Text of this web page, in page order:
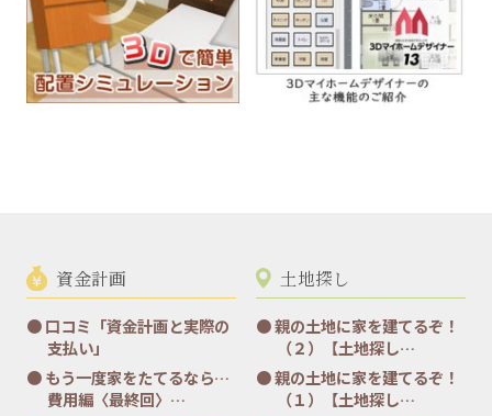
資金計画
口コミ「資金計画と実際の
支払い」
もう一度家をたてるなら…
費用編〈最終回〉…
土地探し
親の土地に家を建てるぞ！
（２）【土地探し…
親の土地に家を建てるぞ！
（１）【土地探し…